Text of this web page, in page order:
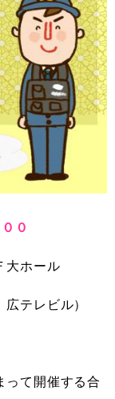
０
ホール
テレビル）
って開催する合